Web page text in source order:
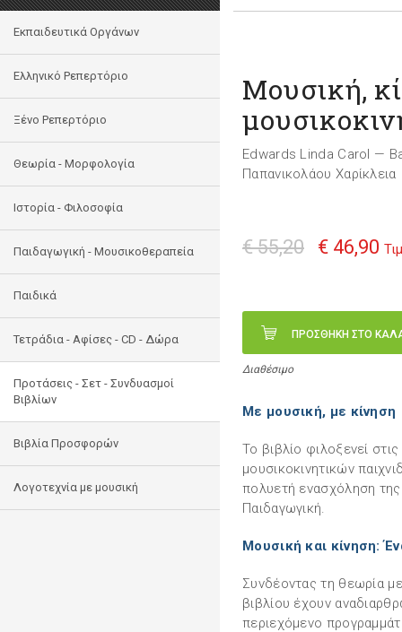
Εκπαιδευτικά Οργάνων
Ελληνικό Ρεπερτόριο
Ξένο Ρεπερτόριο
Θεωρία - Μορφολογία
Ιστορία - Φιλοσοφία
Παιδαγωγική - Μουσικοθεραπεία
Παιδικά
Τετράδια - Αφίσες - CD - Δώρα
Προτάσεις - Σετ - Συνδυασμοί
Βιβλίων
Βιβλία Προσφορών
Λογοτεχνία με μουσική
Μουσική,
Edwards Linda Carol —
Παπανικολάου Χαρίκλεια
€ 55,20 € 46,90
ΠΡΟΣΘΗΚΗ ΣΤΟ
Διαθέσιμο
Με μουσική, με κίνηση
Το βιβλίο φιλοξενεί
μουσικοκινητικών
πολυετή ενασχόληση
Παιδαγωγική.
Μουσική και κίνηση:
Συνδέοντας τη θεωρία
βιβλίου έχουν
περιεχόμενο